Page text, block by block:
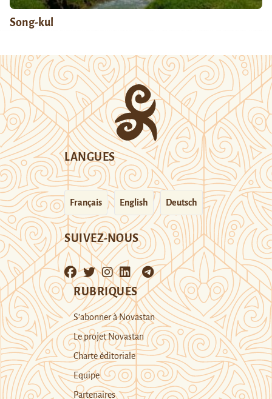
Song-kul
LANGUES
Français English Deutsch
SUIVEZ-NOUS
RUBRIQUES
S’abonner à Novastan
Le projet Novastan
Charte éditoriale
Equipe
Partenaires